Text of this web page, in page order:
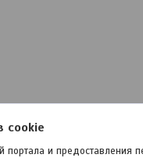
cookie
и предоставления